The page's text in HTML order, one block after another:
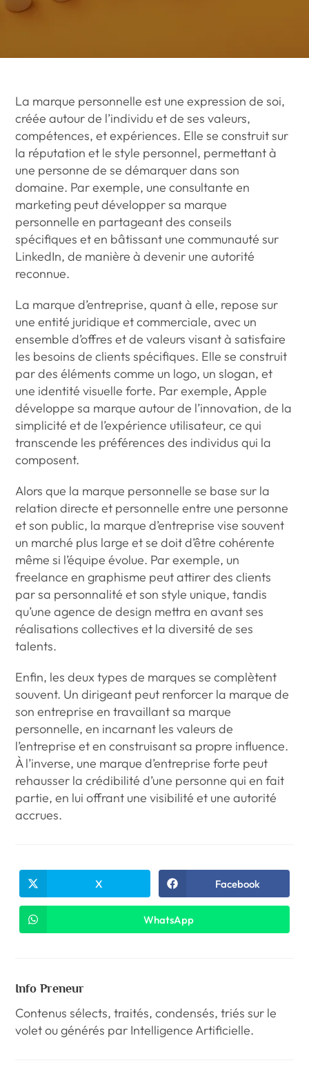
La marque personnelle est une expression de soi,
créée autour de l’individu et de ses valeurs,
compétences, et expériences. Elle se construit sur
la réputation et le style personnel, permettant à
une personne de se démarquer dans son
domaine. Par exemple, une consultante en
marketing peut développer sa marque
personnelle en partageant des conseils
spécifiques et en bâtissant une communauté sur
LinkedIn, de manière à devenir une autorité
reconnue.
La marque d’entreprise, quant à elle, repose sur
une entité juridique et commerciale, avec un
ensemble d’offres et de valeurs visant à satisfaire
les besoins de clients spécifiques. Elle se construit
par des éléments comme un logo, un slogan, et
une identité visuelle forte. Par exemple, Apple
développe sa marque autour de l’innovation, de la
simplicité et de l’expérience utilisateur, ce qui
transcende les préférences des individus qui la
composent.
Alors que la marque personnelle se base sur la
relation directe et personnelle entre une personne
et son public, la marque d’entreprise vise souvent
un marché plus large et se doit d’être cohérente
même si l’équipe évolue. Par exemple, un
freelance en graphisme peut attirer des clients
par sa personnalité et son style unique, tandis
qu’une agence de design mettra en avant ses
réalisations collectives et la diversité de ses
talents.
Enfin, les deux types de marques se complètent
souvent. Un dirigeant peut renforcer la marque de
son entreprise en travaillant sa marque
personnelle, en incarnant les valeurs de
l’entreprise et en construisant sa propre influence.
À l’inverse, une marque d’entreprise forte peut
rehausser la crédibilité d’une personne qui en fait
partie, en lui offrant une visibilité et une autorité
accrues.
X Facebook
WhatsApp
Info Preneur
Contenus sélects, traités, condensés, triés sur le
volet ou générés par Intelligence Artificielle.